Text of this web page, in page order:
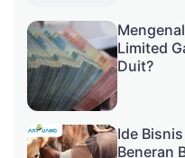
Limited
Duit?
Ide
Beneran